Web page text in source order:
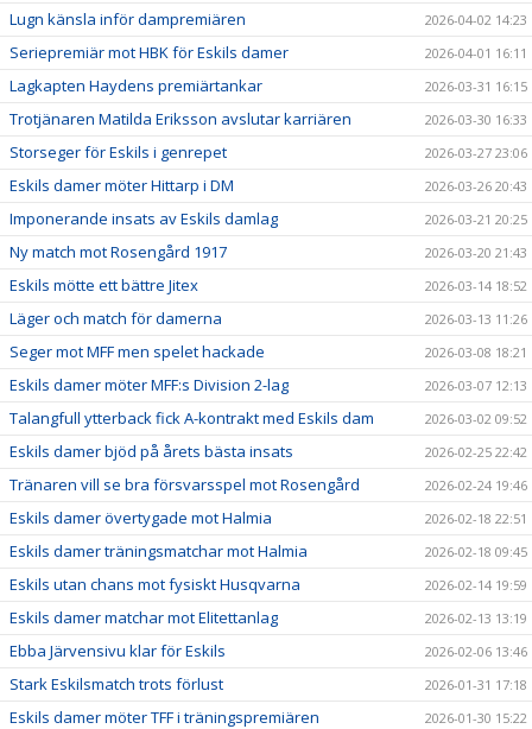
Lugn känsla inför dampremiären 2026-04-02 14:23
Seriepremiär mot HBK för Eskils damer 2026-04-01 16:11
Lagkapten Haydens premiärtankar 2026-03-31 16:15
Trotjänaren Matilda Eriksson avslutar karriären 2026-03-30 16:33
Storseger för Eskils i genrepet 2026-03-27 23:06
Eskils damer möter Hittarp i DM 2026-03-26 20:43
Imponerande insats av Eskils damlag 2026-03-21 20:25
Ny match mot Rosengård 1917 2026-03-20 21:43
Eskils mötte ett bättre Jitex 2026-03-14 18:52
Läger och match för damerna 2026-03-13 11:26
Seger mot MFF men spelet hackade 2026-03-08 18:21
Eskils damer möter MFF:s Division 2-lag 2026-03-07 12:13
Talangfull ytterback fick A-kontrakt med Eskils dam 2026-03-02 09:52
Eskils damer bjöd på årets bästa insats 2026-02-25 22:42
Tränaren vill se bra försvarsspel mot Rosengård 2026-02-24 19:46
Eskils damer övertygade mot Halmia 2026-02-18 22:51
Eskils damer träningsmatchar mot Halmia 2026-02-18 09:45
Eskils utan chans mot fysiskt Husqvarna 2026-02-14 19:59
Eskils damer matchar mot Elitettanlag 2026-02-13 13:19
Ebba Järvensivu klar för Eskils 2026-02-06 13:46
Stark Eskilsmatch trots förlust 2026-01-31 17:18
Eskils damer möter TFF i träningspremiären 2026-01-30 15:22